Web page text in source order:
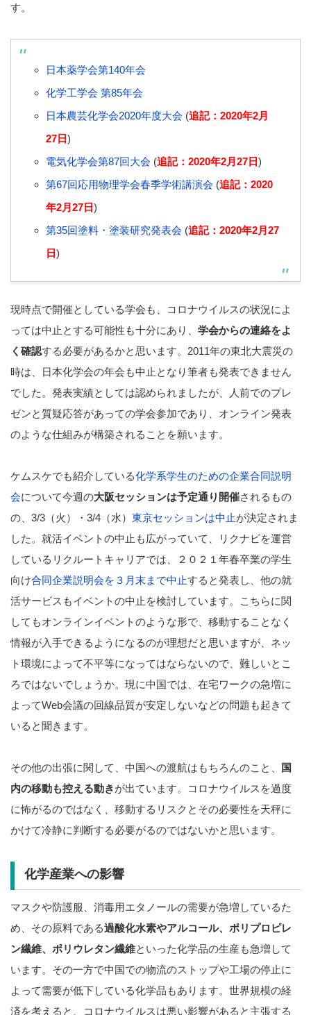
す。
日本薬学会第140年会
化学工学会 第85年会
日本農芸化学会2020年度大会 (追記：2020年2月
27日)
電気化学会第87回大会 (追記：2020年2月27日)
第67回応用物理学会春季学術講演会 (追記：2020
年2月27日)
第35回塗料・塗装研究発表会 (追記：2020年2月27
日)
現時点で開催としている学会も、コロナウイルスの状況によ
っては中止とする可能性も十分にあり、 学会からの連絡をよ
く確認する必要があるかと思います。2011年の東北大震災の
時は、日本化学会の年会も中止となり筆者も発表できません
でした。発表実績としては認められましたが、人前でのプレ
ゼンと質疑応答があっての学会参加であり、オンライン発表
のような仕組みが構築されることを願います。
ケムスケでも紹介している化学系学生のための企業合同説明
会について今週の大阪セッションは予定通り開催されるもの
の、3/3（火）・3/4（水） 東京セッションは中止が決定されま
した。就活イベントの中止も広がっていて、リクナビを運営
しているリクルートキャリアでは、２０２１年春卒業の学生
向け合同企業説明会を３月末まで中止すると発表し、他の就
活サービスもイベントの中止を検討しています。こちらに関
してもオンラインイベントのような形で、移動することなく
情報が入手できるようになるのが理想だと思いますが、ネッ
ト環境によって不平等になってはならないので、難しいとこ
ろではないでしょうか。現に中国では、在宅ワークの急増に
よってWeb会議の回線品質が安定しないなどの問題も起きて
いると聞きます。
その他の出張に関して、中国への渡航はもちろんのこと、
国
内の移動も控える動きが出ています。コロナウイルスを過度
に怖がるのではなく、移動するリスクとその必要性を天秤に
かけて冷静に判断する必要がるのではないかと思います。
化学産業への影響
マスクや防護服、消毒用エタノールの需要が急増しているた
め、その原料である過酸化水素やアルコール、ポリプロピレ
ン繊維、ポリウレタン繊維といった化学品の生産も急増して
います。その一方で中国での物流のストップや工場の停止に
よって需要が低下している化学品もあります。世界規模の経
済を考えると、コロナウイルスは悪い影響があると主張する